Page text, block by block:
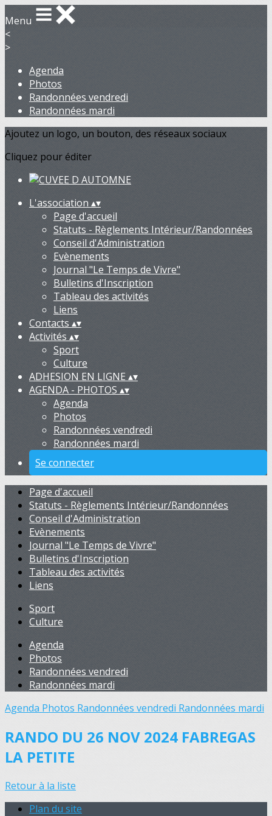
Menu
<
>
Agenda
Photos
Randonnées vendredi
Randonnées mardi
Ajoutez un logo, un bouton, des réseaux sociaux
Cliquez pour éditer
L'association ▴▾
Page d'accueil
Statuts - Règlements Intérieur/Randonnées
Conseil d'Administration
Evènements
Journal "Le Temps de Vivre"
Bulletins d'Inscription
Tableau des activités
Liens
Contacts ▴▾
Activités ▴▾
Sport
Culture
ADHESION EN LIGNE▴▾
AGENDA - PHOTOS ▴▾
Agenda
Photos
Randonnées vendredi
Randonnées mardi
Se connecter
Page d'accueil
Statuts - Règlements Intérieur/Randonnées
Conseil d'Administration
Evènements
Journal "Le Temps de Vivre"
Bulletins d'Inscription
Tableau des activités
Liens
Sport
Culture
Agenda
Photos
Randonnées vendredi
Randonnées mardi
Agenda Photos Randonnées vendredi Randonnées mardi
RANDO DU 26 NOV 2024 FABREGAS
LA PETITE
Retour à la liste
Plan du site